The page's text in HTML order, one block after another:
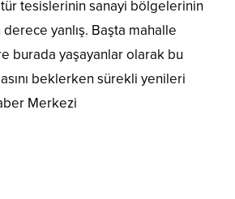
tesislerinin sanayi bölgelerinin
derece yanlış. Başta mahalle
burada yaşayanlar olarak bu
beklerken sürekli yenileri
Merkezi